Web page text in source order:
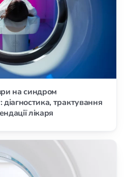
на синдром
діагностика, трактування
лікаря